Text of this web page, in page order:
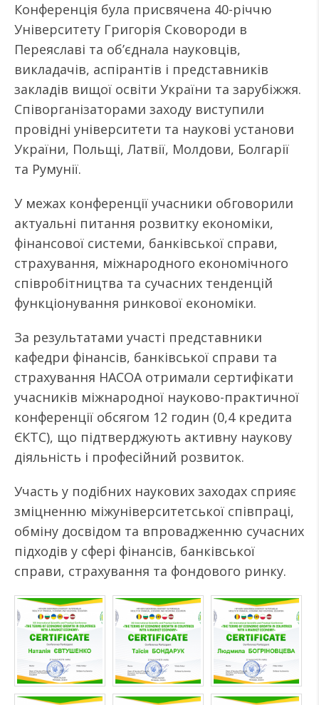
Конференція була присвячена 40-річчю
Університету Григорія Сковороди в
Переяславі та об’єднала науковців,
викладачів, аспірантів і представників
закладів вищої освіти України та зарубіжжя.
Співорганізаторами заходу виступили
провідні університети та наукові установи
України, Польщі, Латвії, Молдови, Болгарії
та Румунії.
У межах конференції учасники обговорили
актуальні питання розвитку економіки,
фінансової системи, банківської справи,
страхування, міжнародного економічного
співробітництва та сучасних тенденцій
функціонування ринкової економіки.
За результатами участі представники
кафедри фінансів, банківської справи та
страхування НАСОА отримали сертифікати
учасників міжнародної науково-практичної
конференції обсягом 12 годин (0,4 кредита
ЄКТС), що підтверджують активну наукову
діяльність і професійний розвиток.
Участь у подібних наукових заходах сприяє
зміцненню міжуніверситетської співпраці,
обміну досвідом та впровадженню сучасних
підходів у сфері фінансів, банківської
справи, страхування та фондового ринку.